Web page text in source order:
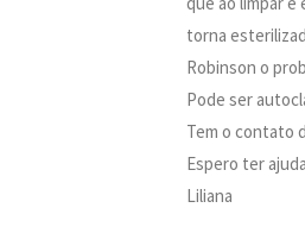
torna
Robinson o
Pode ser
Tem o contato
Espero ter
Liliana